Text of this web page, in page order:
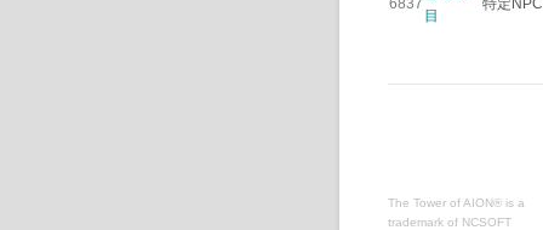
6837
目
特定
The Tower of AION® is a
trademark of NCSOFT